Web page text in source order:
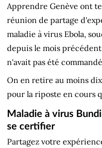
Apprendre Genève ont
réunion de partage
maladie à virus Ebola,
depuis le mois précédent
n'avait pas été
On en retire au moins
pour la riposte en cours
Maladie à virus
se certifier
Partagez votre